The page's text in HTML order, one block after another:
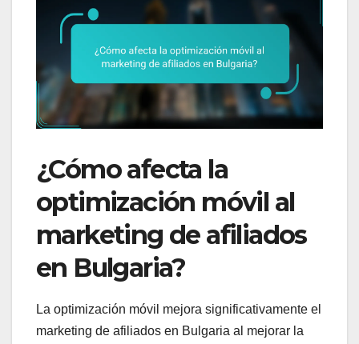
¿Cómo afecta la
optimización móvil al
marketing de afiliados
en Bulgaria?
La optimización móvil mejora significativamente el
marketing de afiliados en Bulgaria al mejorar la